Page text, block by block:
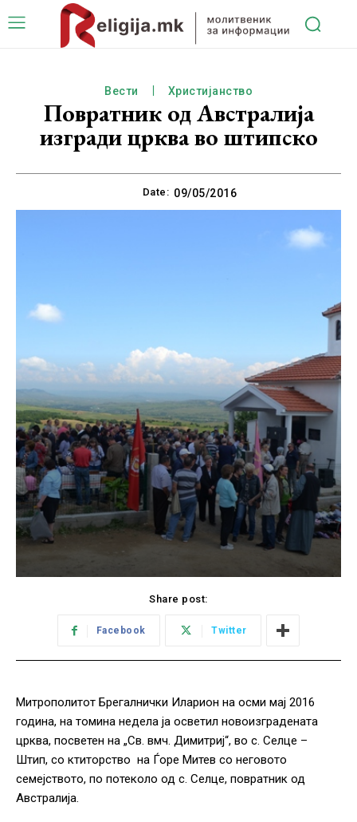
Вести Христијанство
Повратник од Австралија
изгради црква во штипско
Date: 09/05/2016
Share post:
Facebook Twitter
Митрополитот Брегалнички Иларион на осми мај 2016
година, на томина недела ја осветил новоизградената
црква, посветен на „Св. вмч. Димитриј“, во с. Селце –
Штип, со ктиторство на Ѓоре Митев со неговото
семејството, по потеколо од с. Селце, повратник од
Австралија.